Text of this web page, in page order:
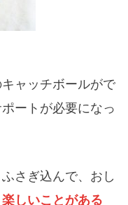
ャッチボールがで
ートが必要になっ
さぎ込んで、おし
楽しいことがある